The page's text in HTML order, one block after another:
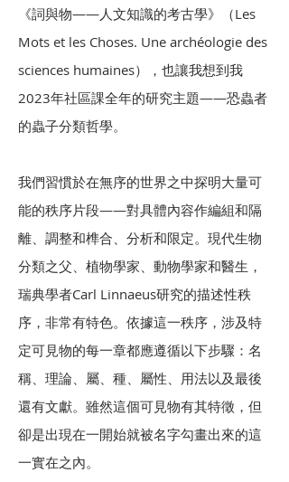
《詞與物——人文知識的考古學》（Les
Mots et les Choses. Une archéologie des
sciences humaines），也讓我想到我
2023年社區課全年的研究主題——恐蟲者
的蟲子分類哲學。
我們習慣於在無序的世界之中探明大量可
能的秩序片段——對具體內容作編組和隔
離、調整和榫合、分析和限定。現代生物
分類之父、植物學家、動物學家和醫生，
瑞典學者Carl Linnaeus研究的描述性秩
序，非常有特色。依據這一秩序，涉及特
定可見物的每一章都應遵循以下步驟：名
稱、理論、屬、種、屬性、用法以及最後
還有文獻。雖然這個可見物有其特徵，但
卻是出現在一開始就被名字勾畫出來的這
一實在之內。